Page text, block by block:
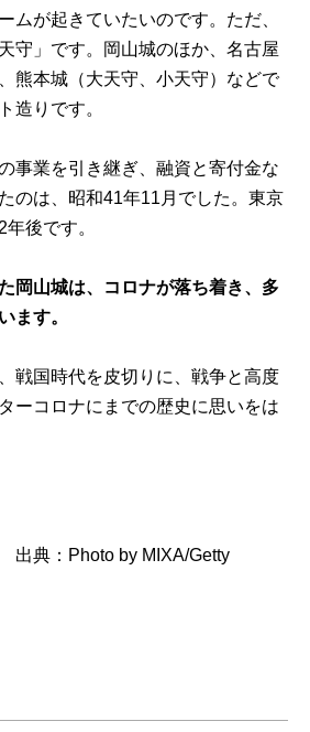
ムが起きていたいのです。ただ、
守」です。岡山城のほか、名古屋
熊本城（大天守、小天守）などで
造りです。
事業を引き継ぎ、融資と寄付金な
のは、昭和41年11月でした。東京
後です。
岡山城は、コロナが落ち着き、多
ます。
戦国時代を皮切りに、戦争と高度
ーコロナにまでの歴史に思いをは
出典： Photo by MIXA/Getty